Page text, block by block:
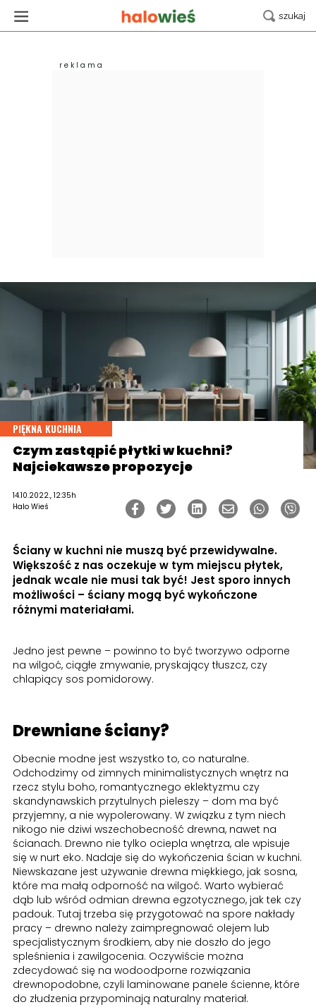
PIĘKNA KUCHNIA
Czym zastąpić płytki w kuchni?
Najciekawsze propozycje
14.10.2022., 12:35h
Halo Wieś
Ściany w kuchni nie muszą być przewidywalne.
Większość z nas oczekuje w tym miejscu płytek,
jednak wcale nie musi tak być! Jest sporo innych
możliwości – ściany mogą być wykończone
różnymi materiałami.
Jedno jest pewne – powinno to być tworzywo odporne
na wilgoć, ciągłe zmywanie, pryskający tłuszcz, czy
chlapiący sos pomidorowy.
Drewniane ściany?
Obecnie modne jest wszystko to, co naturalne.
Odchodzimy od zimnych minimalistycznych wnętrz na
rzecz stylu boho, romantycznego eklektyzmu czy
skandynawskich przytulnych pieleszy – dom ma być
przyjemny, a nie wypolerowany. W związku z tym niech
nikogo nie dziwi wszechobecność drewna, nawet na
ścianach. Drewno nie tylko ociepla wnętrza, ale wpisuje
się w nurt eko. Nadaje się do wykończenia ścian w kuchni.
Niewskazane jest używanie drewna miękkiego, jak sosna,
które ma małą odporność na wilgoć. Warto wybierać
dąb lub wśród odmian drewna egzotycznego, jak tek czy
padouk. Tutaj trzeba się przygotować na spore nakłady
pracy – drewno należy zaimpregnować olejem lub
specjalistycznym środkiem, aby nie doszło do jego
spleśnienia i zawilgocenia. Oczywiście można
zdecydować się na wodoodporne rozwiązania
drewnopodobne, czyli laminowane panele ścienne, które
do złudzenia przypominają naturalny materiał.